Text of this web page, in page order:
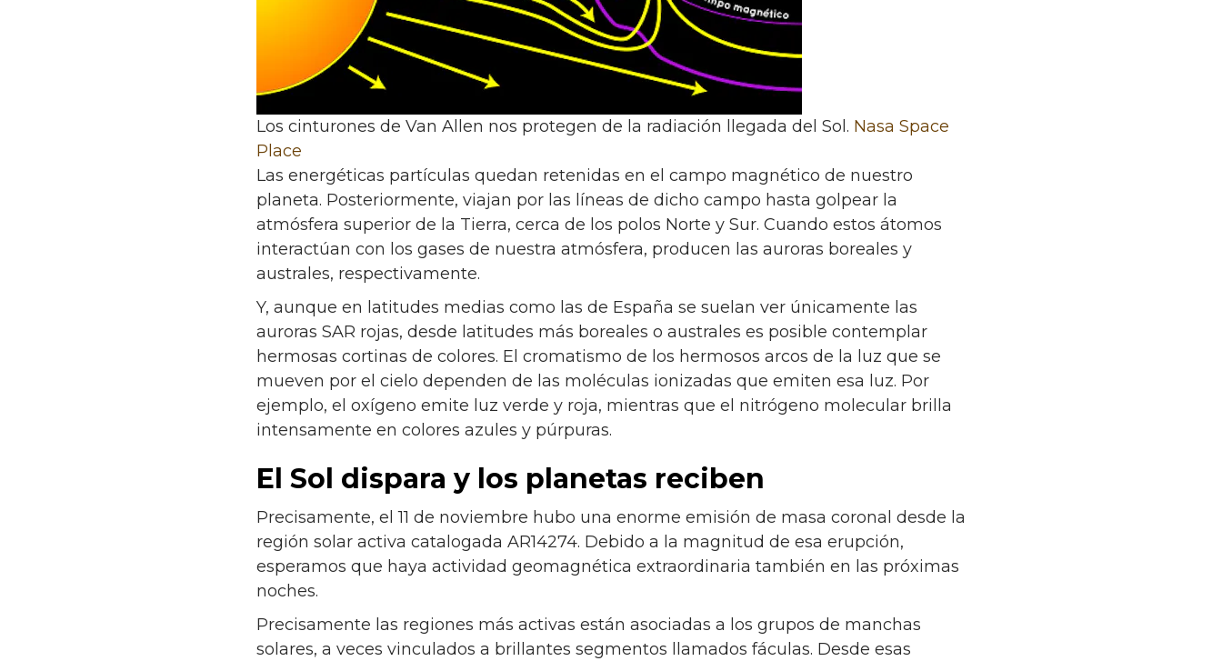
Los cinturones de Van Allen nos protegen de la radiación llegada del Sol. Nasa Space
Place
Las energéticas partículas quedan retenidas en el campo magnético de nuestro
planeta. Posteriormente, viajan por las líneas de dicho campo hasta golpear la
atmósfera superior de la Tierra, cerca de los polos Norte y Sur. Cuando estos átomos
interactúan con los gases de nuestra atmósfera, producen las auroras boreales y
australes, respectivamente.
Y, aunque en latitudes medias como las de España se suelan ver únicamente las
auroras SAR rojas, desde latitudes más boreales o australes es posible contemplar
hermosas cortinas de colores. El cromatismo de los hermosos arcos de la luz que se
mueven por el cielo dependen de las moléculas ionizadas que emiten esa luz. Por
ejemplo, el oxígeno emite luz verde y roja, mientras que el nitrógeno molecular brilla
intensamente en colores azules y púrpuras.
El Sol dispara y los planetas reciben
Precisamente, el 11 de noviembre hubo una enorme emisión de masa coronal desde la
región solar activa catalogada AR14274. Debido a la magnitud de esa erupción,
esperamos que haya actividad geomagnética extraordinaria también en las próximas
noches.
Precisamente las regiones más activas están asociadas a los grupos de manchas
solares, a veces vinculados a brillantes segmentos llamados fáculas. Desde esas